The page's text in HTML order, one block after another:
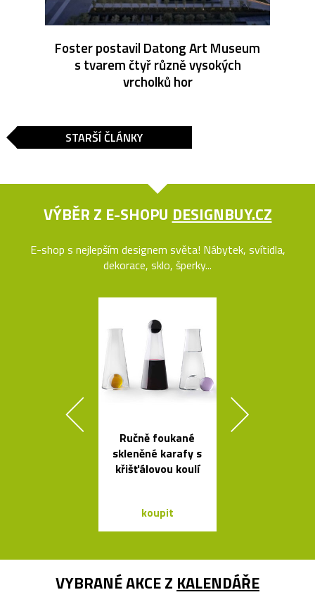
Foster postavil Datong Art Museum
s tvarem čtyř různě vysokých
vrcholků hor
STARŠÍ ČLÁNKY
VÝBĚR Z E-SHOPU DESIGNBUY.CZ
E-shop s nejlepším designem světa! Nábytek, svítidla,
dekorace, sklo, šperky...
Ručně foukané
skleněné karafy s
křišťálovou koulí
koupit
VYBRANÉ AKCE Z KALENDÁŘE